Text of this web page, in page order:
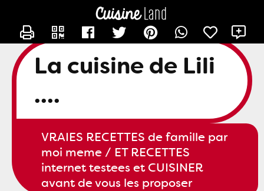
La cuisine de Lili
....
VRAIES RECETTES de famille par
moi meme / ET RECETTES
internet testees et CUISINER
avant de vous les proposer
CONTACTER SLILI34